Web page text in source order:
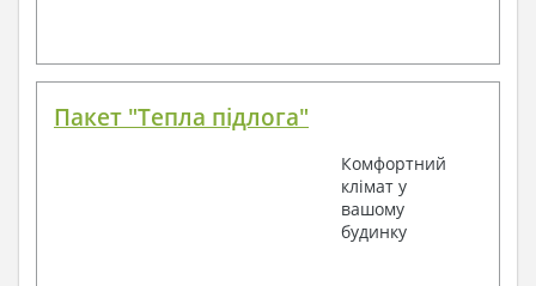
Пакет "Тепла підлога"
Комфортний
клімат у
вашому
будинку